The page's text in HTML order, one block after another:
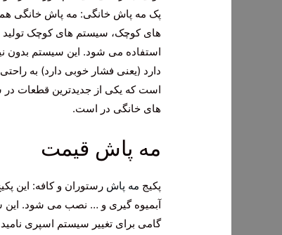
پک مه پاش خانگی: مه پاش خانگی
های کوچک، سیستم های کوچک تولید
دارد (یعنی فشار خوبی دارد) به
است که یکی از جدیدترین قطعات
های خانگی در است.
مه پاش قیمت
پکیج مه پاش رستوران و کافه: این
آبمیوه گیری و … نصب می شود. این
گامی برای تغییر سیستم اسپری